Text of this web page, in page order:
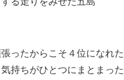
ったからこそ４位になれ
持ちがひとつにまとまっ